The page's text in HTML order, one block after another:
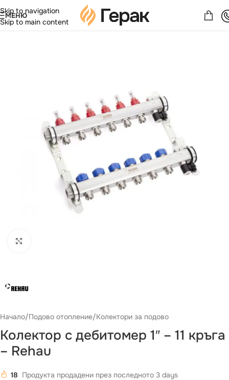
Skip to navigation
Skip to main content
МЕНЮ
Начало/Подово отопление/Колектори за подово
Колектор с дебитомер 1″ – 11 кръга
– Rehau
18 Продукта продадени през последното 3 days